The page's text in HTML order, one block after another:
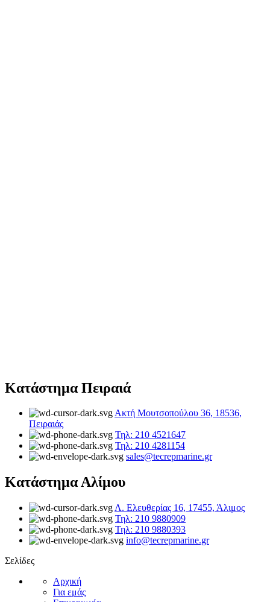
Κατάστημα Πειραιά
Ακτή Μουτσοπούλου 36, 18536,
Πειραιάς
Τηλ: 210 4521647
Τηλ: 210 4281154
sales@tecrepmarine.gr
Κατάστημα Αλίμου
Λ. Ελευθερίας 16, 17455, Άλιμος
Τηλ: 210 9880909
Τηλ: 210 9880393
info@tecrepmarine.gr
Σελίδες
Αρχική
Για εμάς